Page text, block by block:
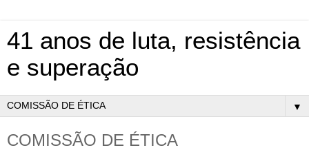
41 anos de luta, resistência
e superação
▼
COMISSÃO DE ÉTICA